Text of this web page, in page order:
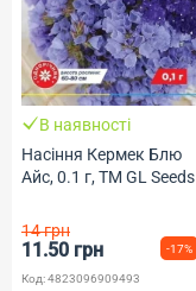
В наявності
Насіння Кермек Блю
Айс, 0.1 г, ТМ GL Seeds
14 грн
11.50 грн -17%
Код: 4823096909493